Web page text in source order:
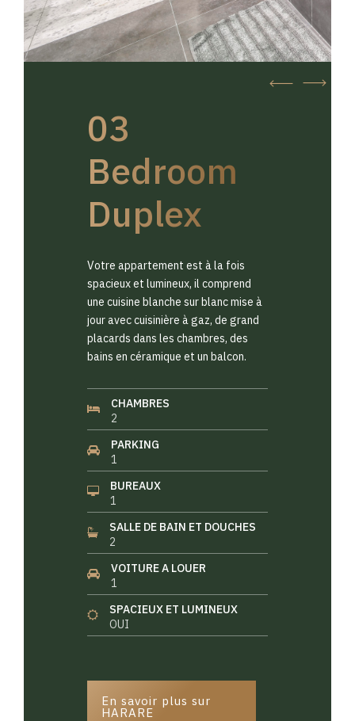
03
Bedroom
Duplex
Votre appartement est à la fois
spacieux et lumineux, il comprend
une cuisine blanche sur blanc mise à
jour avec cuisinière à gaz, de grand
placards dans les chambres, des
bains en céramique et un balcon.
CHAMBRES
2
PARKING
1
BUREAUX
1
SALLE DE BAIN ET DOUCHES
2
VOITURE A LOUER
1
SPACIEUX ET LUMINEUX
OUI
En savoir plus sur
HARARE